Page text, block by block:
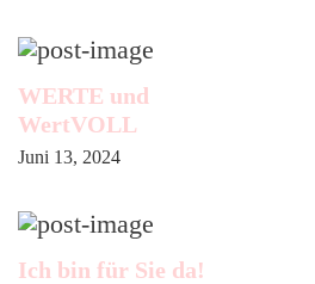
WERTE und
WertVOLL
Juni 13, 2024
Ich bin für Sie da!